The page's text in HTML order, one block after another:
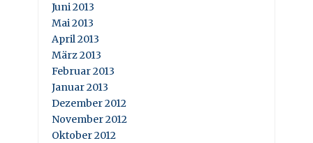
Juni 2013
Mai 2013
April 2013
März 2013
Februar 2013
Januar 2013
Dezember 2012
November 2012
Oktober 2012